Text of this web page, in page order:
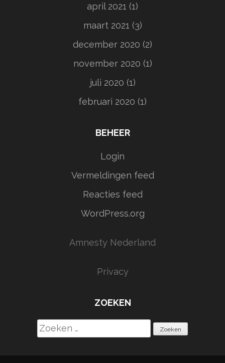
april 2021 (1)
maart 2021 (3)
december 2020 (2)
november 2020 (1)
juli 2020 (1)
februari 2020 (1)
BEHEER
Login
Vermeldingen feed
Reacties feed
WordPress.org
Amnesty Nederland
Privacy
ZOEKEN
Zoeken
naar: